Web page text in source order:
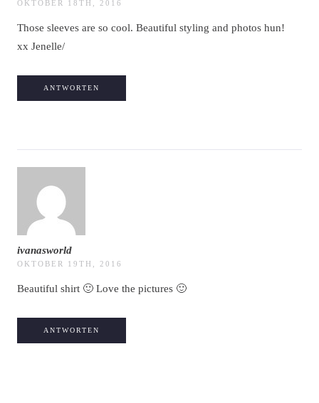
OKTOBER 18TH, 2016
Those sleeves are so cool. Beautiful styling and photos hun!
xx Jenelle/
ANTWORTEN
ivanasworld
OKTOBER 19TH, 2016
Beautiful shirt 🙂 Love the pictures 🙂
ANTWORTEN